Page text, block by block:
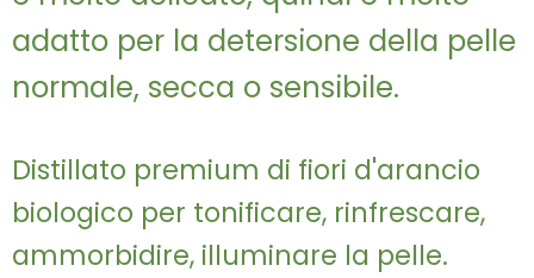
adatto per la detersione della pelle
normale, secca o sensibile.
Distillato premium di fiori d'arancio
biologico per tonificare, rinfrescare,
ammorbidire, illuminare la pelle.